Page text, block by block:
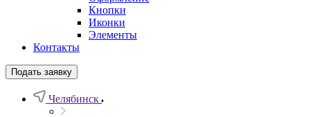
Кнопки
Иконки
Элементы
Контакты
Подать заявку
Челябинск